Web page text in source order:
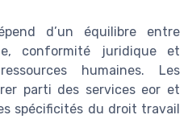
d’un équilibre entre
conformité juridique et
humaines. Les
parti des services eor et
spécificités du droit travail